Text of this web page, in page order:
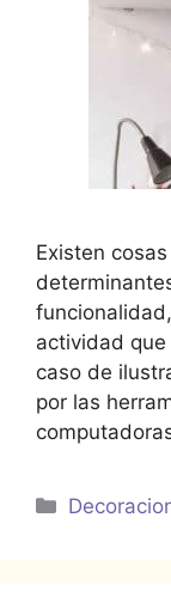
Existen
actividad que
caso de
por las
Categorías